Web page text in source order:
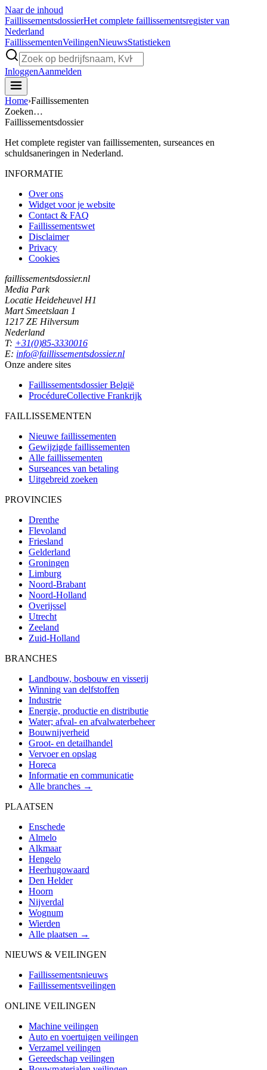
Naar de inhoud
FaillissementsdossierHet complete faillissementsregister van
Nederland
FaillissementenVeilingenNieuwsStatistieken
InloggenAanmelden
Home›Faillissementen
Zoeken…
Faillissementsdossier
Het complete register van faillissementen, surseances en
schuldsaneringen in Nederland.
INFORMATIE
Over ons
Widget voor je website
Contact & FAQ
Faillissementswet
Disclaimer
Privacy
Cookies
faillissementsdossier.nl
Media Park
Locatie Heideheuvel H1
Mart Smeetslaan 1
1217 ZE Hilversum
Nederland
T: +31(0)85-3330016
E: info@faillissementsdossier.nl
Onze andere sites
Faillissementsdossier België
ProcédureCollective Frankrijk
FAILLISSEMENTEN
Nieuwe faillissementen
Gewijzigde faillissementen
Alle faillissementen
Surseances van betaling
Uitgebreid zoeken
PROVINCIES
Drenthe
Flevoland
Friesland
Gelderland
Groningen
Limburg
Noord-Brabant
Noord-Holland
Overijssel
Utrecht
Zeeland
Zuid-Holland
BRANCHES
Landbouw, bosbouw en visserij
Winning van delfstoffen
Industrie
Energie, productie en distributie
Water; afval- en afvalwaterbeheer
Bouwnijverheid
Groot- en detailhandel
Vervoer en opslag
Horeca
Informatie en communicatie
Alle branches →
PLAATSEN
Enschede
Almelo
Alkmaar
Hengelo
Heerhugowaard
Den Helder
Hoorn
Nijverdal
Wognum
Wierden
Alle plaatsen →
NIEUWS & VEILINGEN
Faillissementsnieuws
Faillissementsveilingen
ONLINE VEILINGEN
Machine veilingen
Auto en voertuigen veilingen
Verzamel veilingen
Gereedschap veilingen